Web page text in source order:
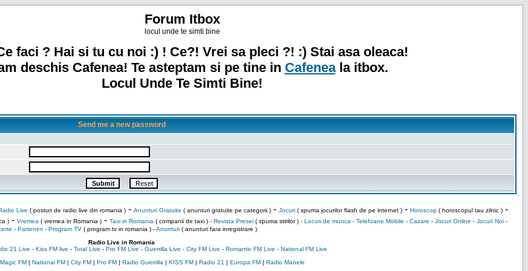
Forum Itbox
locul unde te simti bine
faci ? Hai si tu cu noi :) ! Ce?! Vrei sa pleci ?! :) Stai asa oleaca!
deschis Cafenea! Te asteptam si pe tine in Cafeneala itbox.
Locul Unde Te Simti Bine!
Send me a new password
Live ( posturi de radio live din romania )- Anunturi Gratuite ( anunturi gratuite pe categorii )- Jocuri( spuma jocurilor flash de pe internet )- Horoscop( horoscopul tau zilnic )-
)- Vremea ( vremea in Romania )- Taxi in Romania ( companii de taxi ) - Revista Presei( spuma stirilor ) - Locuri de munca - Telefoane Mobile - Cazare - Jocuri Online - Jocuri Noi-
- Parteneri- Program TV( program tv in romania )-Anunturi( anunturi fara inregistrare )
Radio Live in Romania
21 Live - Kiss FM live - Total Live - Pro FM Live - Guerrilla Live - City FM Live - Romantic FM Live - National FM Live
Magic FM| National FM| City FM| Pro FM| Radio Guerrilla | KISS FM| Radio 21 | Europa FM| Radio Manele